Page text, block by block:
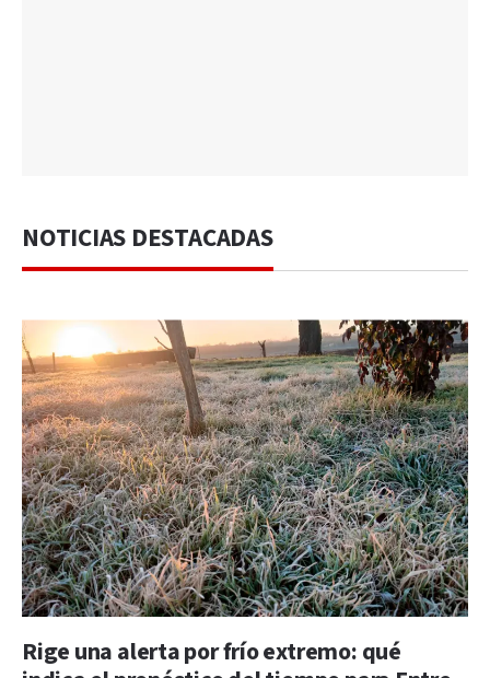
NOTICIAS DESTACADAS
Rige una alerta por frío extremo: qué